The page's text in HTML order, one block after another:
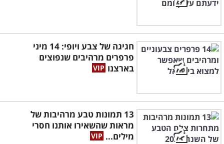
חגיגה של צבע ויופי: 14 מיני
פרפרים מרהיבים שנפוצים
בארצנו
13 תמונות טבע מרהיבות של
מראות שהשאירו אותנו חסרי
מילים...